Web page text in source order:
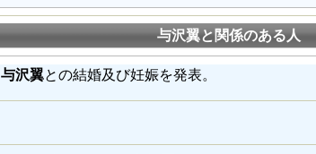
与沢翼と関係のある人
与沢翼との結婚及び妊娠を発表。